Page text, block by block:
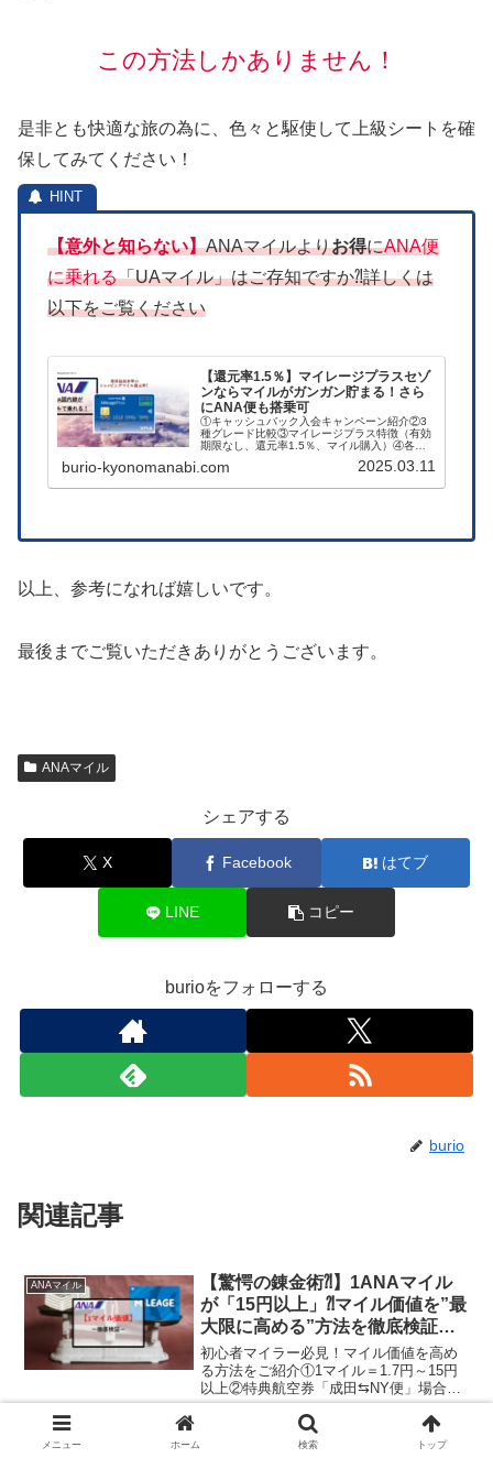
この方法しかありません！
是非とも快適な旅の為に、色々と駆使して上級シートを確
保してみてください！
【意外と知らない】ANAマイルよりお得にANA便
に乗れる「UAマイル」はご存知ですか⁈詳しくは
以下をご覧ください
【還元率1.5％】マイレージプラスセゾ
ンならマイルがガンガン貯まる！さら
にANA便も搭乗可
①キャッシュバック入会キャンペーン紹介②3
種グレード比較③マイレージプラス特徴（有効
期限なし、還元率1.5％、マイル購入）④各社
になります
burio-kyonomanabi.com 2025.03.11
以上、参考になれば嬉しいです。
最後までご覧いただきありがとうございます。
ANAマイル
シェアする
X Facebook はてブ
LINE コピー
burioをフォローする
burio
関連記事
ANAマイル
【驚愕の錬金術⁈】1ANAマイル
が「15円以上」⁈マイル価値を”最
大限に高める”方法を徹底検証！
ー特典航空券以外もご紹介ー
初心者マイラー必見！マイル価値を高め
る方法をご紹介①1マイル＝1.7円～15円
以上②特典航空券「成田⇆NY便」場合③
マイルのゆがみ④ファーストクラスのデ
メリット⑤国内線でマイル価値を高める
「トクたびマイル」と「ANAにキュ
ANAマイル 【お得】ANAアメックス入会キ
メニュー ホーム 検索 トップ